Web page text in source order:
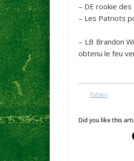
– DE rookie des
– Les Patriots
– LB Brandon
obtenu le feu
Fabien
Did you like this